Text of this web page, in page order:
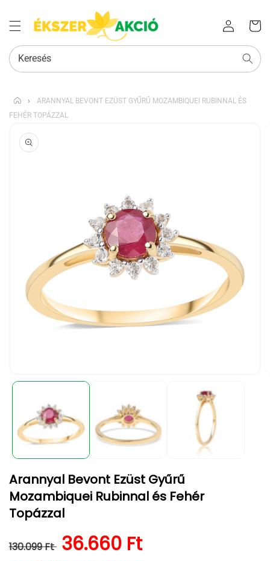
Bejelentkezés
kosara
Keresés
›
ARANNYAL BEVONT EZÜST GYŰRŰ MOZAMBIQUEI RUBINNAL ÉS
FEHÉR TOPÁZZAL
UGRÁS A
TERMÉKADATOKRA
médiafájl
modális
párbeszédpanelen
Arannyal Bevont Ezüst Gyűrű
Mozambiquei Rubinnal és Fehér
Topázzal
Normál ár
130.099 Ft Kedvezményes ár
36.660 Ft